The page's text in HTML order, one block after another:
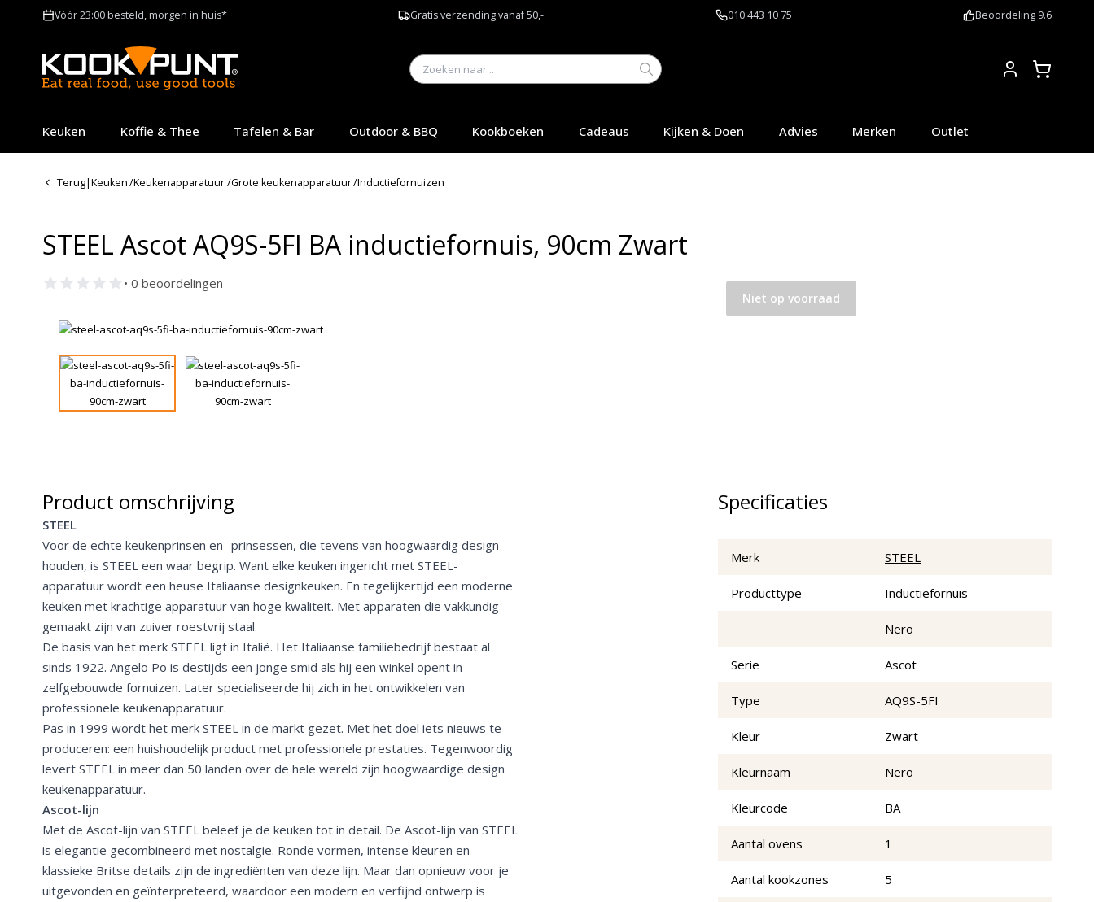
Vóór 23:00 besteld, morgen in huis* Gratis verzending vanaf 50,- 010 443 10 75 Beoordeling 9.6
Keuken Koffie & Thee Tafelen & Bar Outdoor & BBQ Kookboeken Cadeaus Kijken & Doen Advies Merken Outlet
Terug|Keuken/Keukenapparatuur/Grote keukenapparatuur/Inductiefornuizen
STEEL Ascot AQ9S-5FI BA inductiefornuis, 90cm Zwart
• 0 beoordelingen
Niet op voorraad
Product omschrijving
STEEL
Voor de echte keukenprinsen en -prinsessen, die tevens van hoogwaardig design
houden, is STEEL een waar begrip. Want elke keuken ingericht met STEEL-
apparatuur wordt een heuse Italiaanse designkeuken. En tegelijkertijd een moderne
keuken met krachtige apparatuur van hoge kwaliteit. Met apparaten die vakkundig
gemaakt zijn van zuiver roestvrij staal.
De basis van het merk STEEL ligt in Italië. Het Italiaanse familiebedrijf bestaat al
sinds 1922. Angelo Po is destijds een jonge smid als hij een winkel opent in
zelfgebouwde fornuizen. Later specialiseerde hij zich in het ontwikkelen van
professionele keukenapparatuur.
Pas in 1999 wordt het merk STEEL in de markt gezet. Met het doel iets nieuws te
produceren: een huishoudelijk product met professionele prestaties. Tegenwoordig
levert STEEL in meer dan 50 landen over de hele wereld zijn hoogwaardige design
keukenapparatuur.
Ascot-lijn
Met de Ascot-lijn van STEEL beleef je de keuken tot in detail. De Ascot-lijn van STEEL
is elegantie gecombineerd met nostalgie. Ronde vormen, intense kleuren en
klassieke Britse details zijn de ingrediënten van deze lijn. Maar dan opnieuw voor je
uitgevonden en geïnterpreteerd, waardoor een modern en verfijnd ontwerp is
Specificaties
Merk STEEL
Producttype Inductiefornuis
Nero
Serie Ascot
Type AQ9S-5FI
Kleur Zwart
Kleurnaam Nero
Kleurcode BA
Aantal ovens 1
Aantal kookzones 5